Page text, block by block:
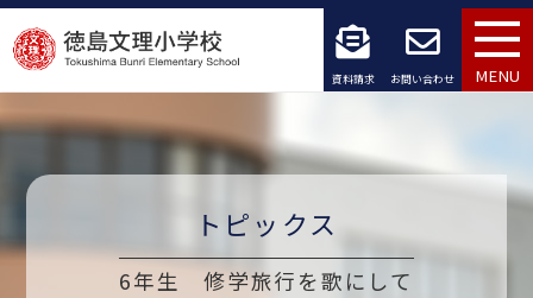
コ
ン
テ
へ
資料請求 お問い合わせ MENU
トピックス
6年生 修学旅行を歌にして